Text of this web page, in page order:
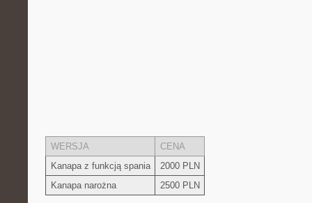
WERSJA
CENA
Kanapa z funkcją spania
2000 PLN
Kanapa narożna
2500 PLN